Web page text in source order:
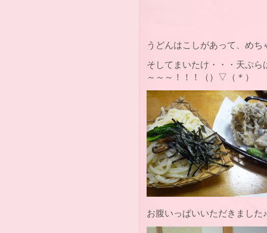
うどんはこしがあって、め
そしてまいたけ・・・天ぷ
～～～！！！（）▽（＊）
お腹いっぱいいただきました♪